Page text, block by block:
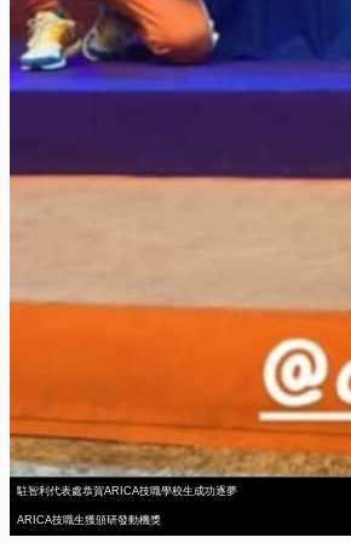
駐智利代表處恭賀ARICA技職學校生成功逐夢
ARICA技職生獲頒研發動機獎